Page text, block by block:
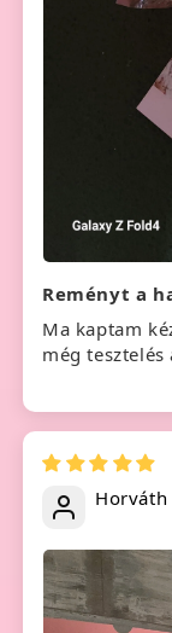
Reményt a
Ma kaptam
még
Horváth